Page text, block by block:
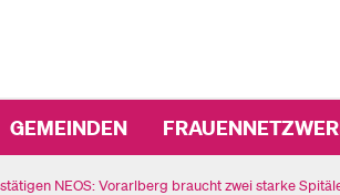
GEMEINDEN
NEOS: Vorarlberg braucht zwei starke